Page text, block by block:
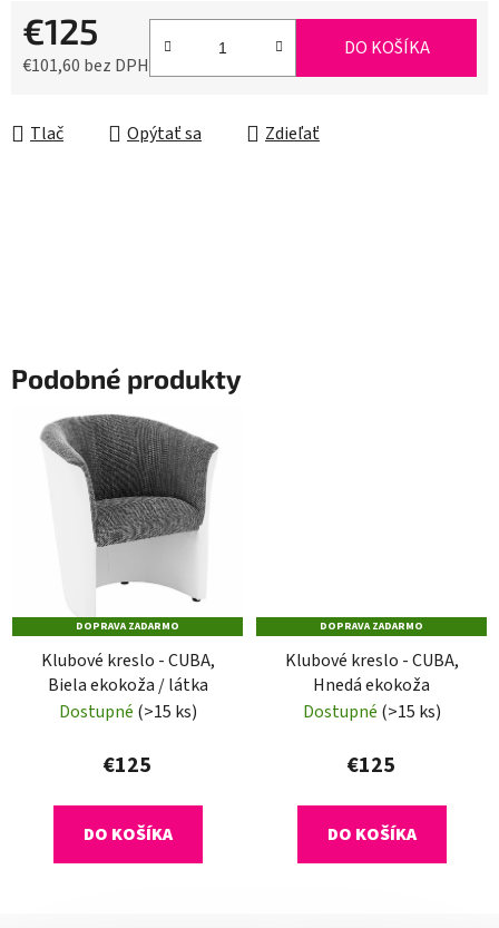
€125
€101,60 bez DPH
DO KOŠÍKA
Tlač Opýtať sa Zdieľať
Podobné produkty
DOPRAVA ZADARMO
Klubové kreslo - CUBA,
Biela ekokoža / látka
Dostupné (>15 ks)
€125
DO KOŠÍKA
DOPRAVA ZADARMO
Klubové kreslo - CUBA,
Hnedá ekokoža
Dostupné (>15 ks)
€125
DO KOŠÍKA